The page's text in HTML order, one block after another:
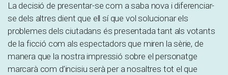
La decisió de presentar-se com a saba nova i diferenciar-
se dels altres dient que ell sí que vol solucionar els
problemes dels ciutadans és presentada tant als votants
de la ficció com als espectadors que miren la sèrie, de
manera que la nostra impressió sobre el personatge
marcarà com d’incisiu serà per a nosaltres tot el que